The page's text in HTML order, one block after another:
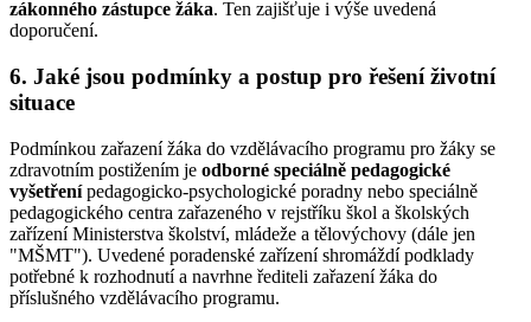
zákonného zástupce žáka. Ten zajišťuje i výše uvedená
doporučení.
6. Jaké jsou podmínky a postup pro řešení životní
situace
Podmínkou zařazení žáka do vzdělávacího programu pro žáky se
zdravotním postižením je odborné speciálně pedagogické
vyšetřenípedagogicko-psychologické poradny nebo speciálně
pedagogického centra zařazeného v rejstříku škol a školských
zařízení Ministerstva školství, mládeže a tělovýchovy (dále jen
"MŠMT"). Uvedené poradenské zařízení shromáždí podklady
potřebné k rozhodnutí a navrhne řediteli zařazení žáka do
příslušného vzdělávacího programu.